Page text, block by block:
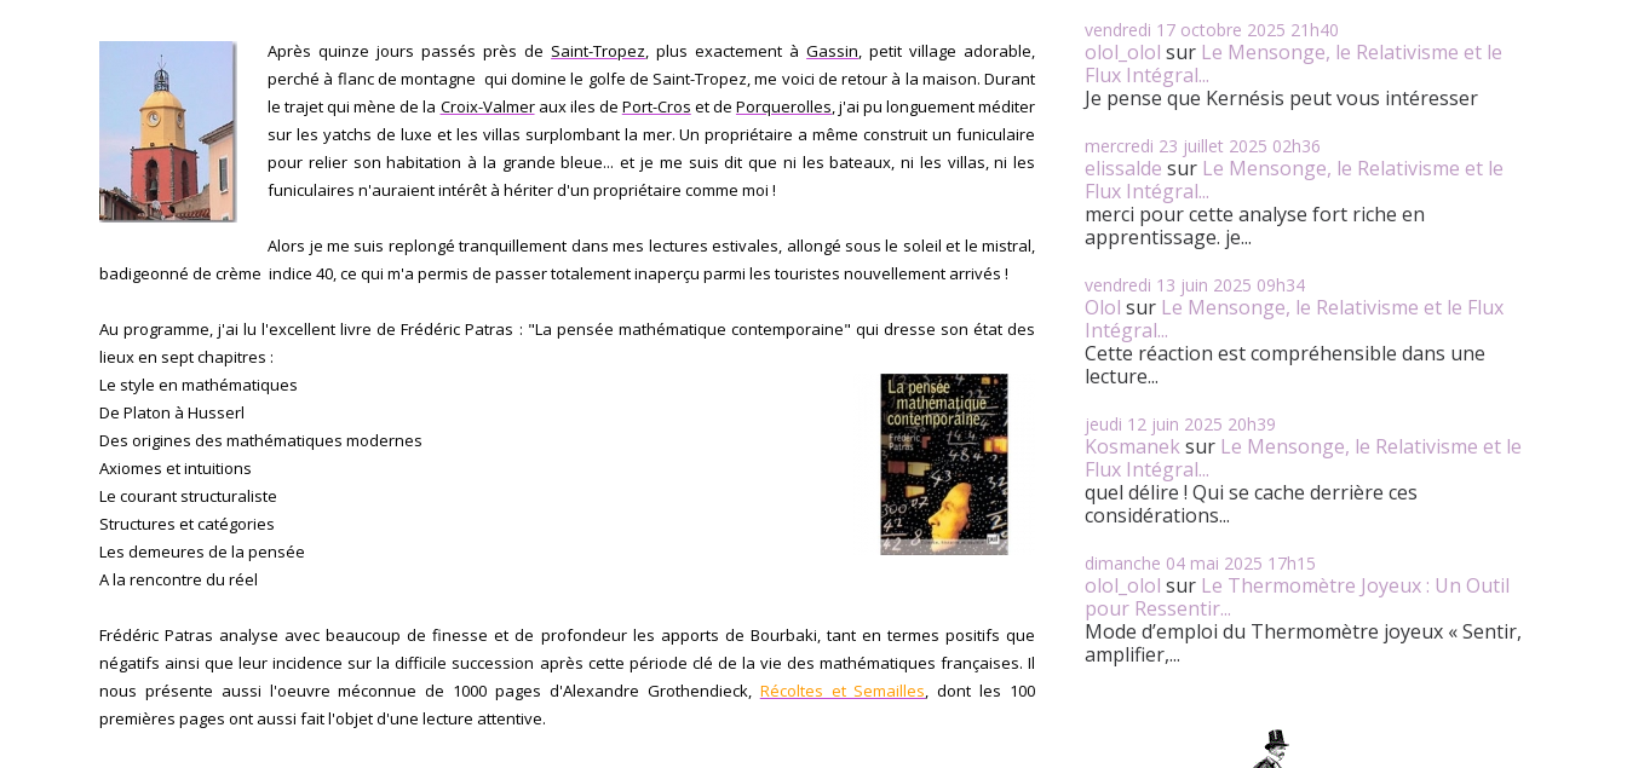
Après quinze jours passés près de Saint-Tropez, plus exactement à Gassin, petit village adorable,
perché à flanc de montagne qui domine le golfe de Saint-Tropez, me voici de retour à la maison. Durant
le trajet qui mène de la Croix-Valmer aux iles de Port-Cros et de Porquerolles, j'ai pu longuement méditer
sur les yatchs de luxe et les villas surplombant la mer. Un propriétaire a même construit un funiculaire
pour relier son habitation à la grande bleue... et je me suis dit que ni les bateaux, ni les villas, ni les
funiculaires n'auraient intérêt à hériter d'un propriétaire comme moi !
Alors je me suis replongé tranquillement dans mes lectures estivales, allongé sous le soleil et le mistral,
badigeonné de crème indice 40, ce qui m'a permis de passer totalement inaperçu parmi les touristes nouvellement arrivés !
Au programme, j'ai lu l'excellent livre de Frédéric Patras : "La pensée mathématique contemporaine" qui dresse son état des
lieux en sept chapitres :
Le style en mathématiques
De Platon à Husserl
Des origines des mathématiques modernes
Axiomes et intuitions
Le courant structuraliste
Structures et catégories
Les demeures de la pensée
A la rencontre du réel
Frédéric Patras analyse avec beaucoup de finesse et de profondeur les apports de Bourbaki, tant en termes positifs que
négatifs ainsi que leur incidence sur la difficile succession après cette période clé de la vie des mathématiques françaises. Il
nous présente aussi l'oeuvre méconnue de 1000 pages d'Alexandre Grothendieck, Récoltes et Semailles, dont les 100
premières pages ont aussi fait l'objet d'une lecture attentive.
vendredi 17 octobre 2025 21h40
olol_olol sur Le Mensonge, le Relativisme et le
Flux Intégral...
Je pense que Kernésis peut vous intéresser
mercredi 23 juillet 2025 02h36
elissalde sur Le Mensonge, le Relativisme et le
Flux Intégral...
merci pour cette analyse fort riche en
apprentissage. je...
vendredi 13 juin 2025 09h34
Olol sur Le Mensonge, le Relativisme et le Flux
Intégral...
Cette réaction est compréhensible dans une
lecture...
jeudi 12 juin 2025 20h39
Kosmaneksur Le Mensonge, le Relativisme et le
Flux Intégral...
quel délire ! Qui se cache derrière ces
considérations...
dimanche 04 mai 2025 17h15
olol_olol sur Le Thermomètre Joyeux : Un Outil
pour Ressentir...
Mode d’emploi du Thermomètre joyeux « Sentir,
amplifier,...